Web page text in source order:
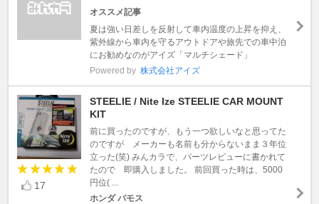
オススメ記事
夏は強い日差しを反射して車内温度の上昇を抑え、
紫外線から車内を守るアウトドアや旅先での車中泊
にお勧めなのがアイズ「マルチシェード」
Powered by 株式会社アイズ
17
STEELIE / Nite Ize STEELIE CAR MOUNT
KIT
前に買ったのですが、もう一つ欲しいなと思ってた
のですが メーカーも名前も分からないまま３年位
立った(笑) みんカラで、パーツレビューに書かれて
たので 即購入しました。 前回買った時は、5000
円位( ...
ホンダ バモス